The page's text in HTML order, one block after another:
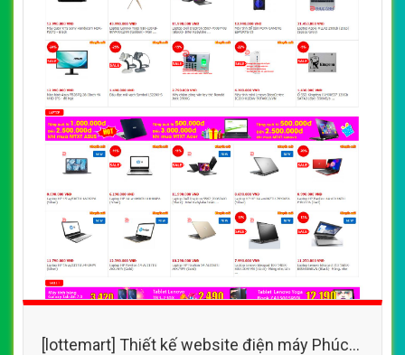
[lottemart] Thiết kế website điện máy Phúc